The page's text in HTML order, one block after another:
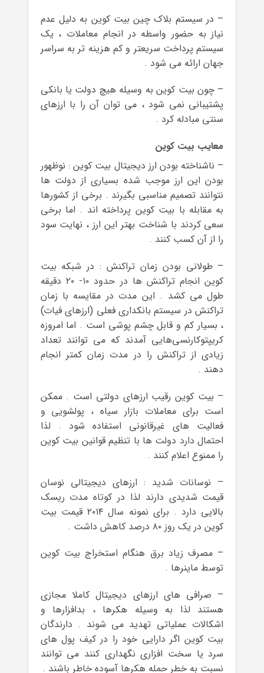
– در سیستم بلاک چین بیت کوین به دلیل عدم
نیاز به حضور واسطه در انجام معاملات ، یک
سیستم پرداخت سریعتر و کم هزینه ‌تر به سراسر
جهان ارائه می شود .
– چون بیت کوین به وسیله هیچ دولت یا بانکی
پشتیبانی نمی ‌شود ، می ‌توان آن را با ارزهای
سنتی مبادله کرد .
معایب بیت کوین
– ناشناخته بودن ارز دیجیتال بیت کوین : نوظهور
بودن این ارز موجب شده بسیاری از دولت‌ ها
نتوانند تصمیم مناسبی بگیرند . برخی از کشورها
به مقابله با بیت کوین پرداخته‌ اند . اما برخی
سعی کردند با شناخت بهتر این ارز ، نهایت سود
را از آن کسب کنند .
– طولانی بودن زمان تراکنش : در شبکه بیت
کوین انجام تراکنش ها در حدود ۱۰- ۲۰ دقیقه
طول می‌ کشد . این مدت در مقایسه با زمان
تراکنش در سیستم بانکداری فعلی (ارزهای فیات)
، بسیار کم و قابل چشم پوشی است . اما امروزه
کریپتوکارنسی‌هایی آمدند که می ‌توانند تعداد
زیادی از تراکنش‌ را در مدت زمان کمتر انجام
دهند .
– بیت کوین رقیب ارزهای دولتی است . ممکن
است برای معاملات بازار سیاه ، پولشویی و
فعالیت‌ های غیرقانونی استفاده شود . لذا
احتمال دارد دولت‌ ها با تنظیم قوانین بیت کوین
را ممنوع اعلام کنند .
– نوسانات شدید : ارزهای دیجیتالی نوسان
قیمت شدیدی دارند لذا در کوتاه مدت ریسک
بالایی دارد . برای نمونه سال ۲۰۱۴ قیمت بیت
کوین در یک روز ۸۰ درصد کاهش داشت .
– مصرف زیاد برق هنگام استخراج بیت کوین
توسط ماینرها .
– صرافی‌ های ارزهای دیجیتال کاملا مجازی
هستند لذا به وسیله هکرها ، بدافزارها و
اشکالات عملیاتی تهدید می ‌شوند . دارندگان
بیت کوین اگر دارایی خود را در کیف پول های
سرد یا سخت افزاری نگهداری کنند می توانند
نسبت به خطر حمله هکرها آسوده خاطر باشند .